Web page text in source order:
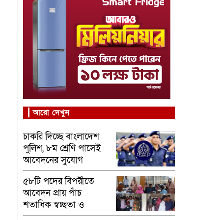
আরো দেখুন
চাকরি দিচ্ছে বাংলাদেশ
পুলিশ, ৮ম শ্রেণি পাসেই
আবেদনের সুযোগ
৫৮টি পদের বিপরীতে
আবেদন প্রায় পাঁচ
শতাধিক স্বচ্ছতা ও
নিরপেক্ষতার ভিত্তিতে